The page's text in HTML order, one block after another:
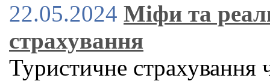
22.05.2024 Міфи та
страхування
Туристичне страхування